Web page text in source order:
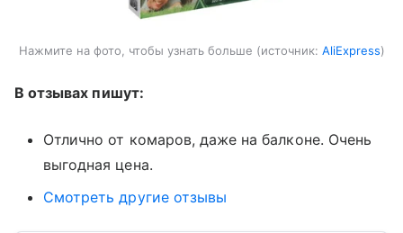
Нажмите на фото, чтобы узнать больше источник: AliExpress
В отзывах пишут:
Отлично от комаров, даже на балконе. Очень
выгодная цена.
Смотреть другие отзывы